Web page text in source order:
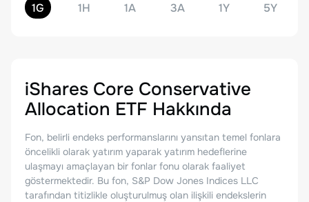
1G 1H 1A 3A 1Y 5Y
iShares Core Conservative
Allocation ETF Hakkında
Fon, belirli endeks performanslarını yansıtan temel fonlara
öncelikli olarak yatırım yaparak yatırım hedeflerine
ulaşmayı amaçlayan bir fonlar fonu olarak faaliyet
göstermektedir. Bu fon, S&P Dow Jones Indices LLC
tarafından titizlikle oluşturulmuş olan ilişkili endekslerin